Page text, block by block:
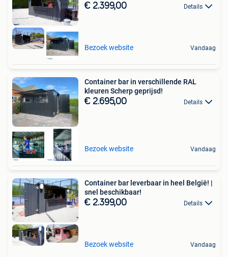
€ 2.399,00 Details
Bezoek website Vandaag
Container bar in verschillende RAL
kleuren Scherp geprijsd!
€ 2.695,00 Details
Bezoek website Vandaag
Container bar leverbaar in heel België! |
snel beschikbaar!
€ 2.399,00 Details
Bezoek website Vandaag